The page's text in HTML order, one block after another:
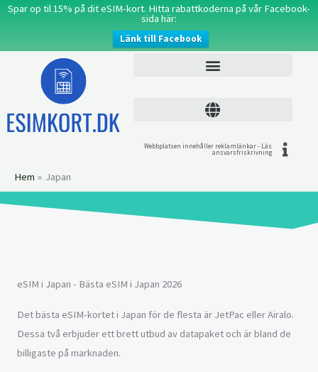
Spar op til 15% på dit eSIM-kort. Hitta rabattkoderna på vår Facebook-
sida här:
Länk till Facebook
Hoppa
Webbplatsen innehåller reklamlänkar - Läs
ansvarsfriskrivning
Hem Japan
eSIM i Japan - Bästa eSIM i Japan 2026
Det bästa eSIM-kortet i Japan för de flesta är JetPac eller Airalo.
Dessa två erbjuder ett brett utbud av datapaket och är bland de
billigaste på marknaden.